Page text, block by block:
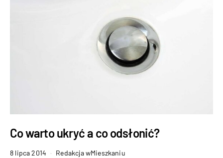
Co warto ukryć a co odsłonić?
8 lipca 2014 Redakcja wMieszkaniu